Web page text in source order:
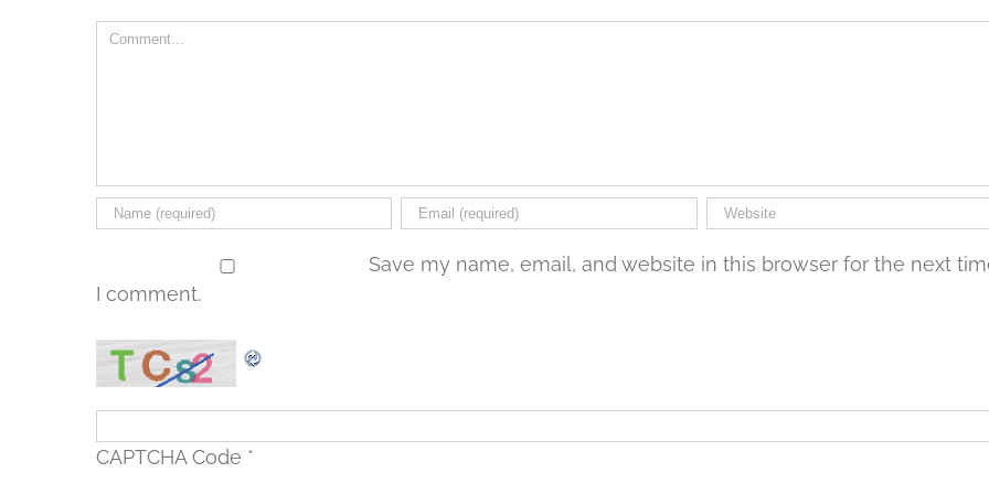
Comment
Save my name, email, and website in this browser for the next
I comment.
CAPTCHA Code *